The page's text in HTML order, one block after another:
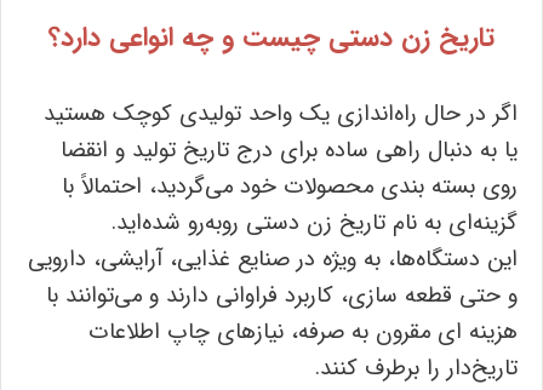
تاریخ ‌زن دستی چیست و چه انواعی دارد؟
اگر در حال راه‌اندازی یک واحد تولیدی کوچک هستید
یا به ‌دنبال راهی ساده برای درج تاریخ تولید و انقضا
روی بسته‌ بندی محصولات خود می‌گردید، احتمالاً با
گزینه‌ای به نام تاریخ ‌زن دستی روبه‌رو شده‌اید.
این دستگاه‌ها، به‌ ویژه در صنایع غذایی، آرایشی، دارویی
و حتی قطعه ‌سازی، کاربرد فراوانی دارند و می‌توانند با
هزینه‌ ای مقرون ‌به ‌صرفه، نیازهای چاپ اطلاعات
تاریخ‌دار را برطرف کنند.